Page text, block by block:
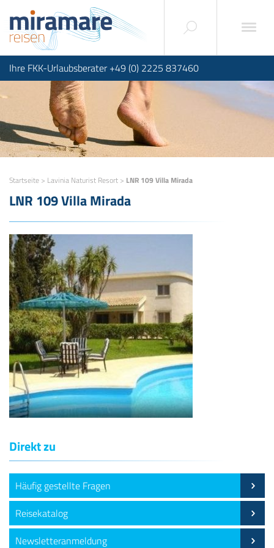
Ihre FKK-Urlaubsberater +49 (0) 2225 837460
Startseite > Lavinia Naturist Resort > LNR 109 Villa Mirada
LNR 109 Villa Mirada
Direkt zu
Häufig gestellte Fragen
Reisekatalog
Newsletteranmeldung